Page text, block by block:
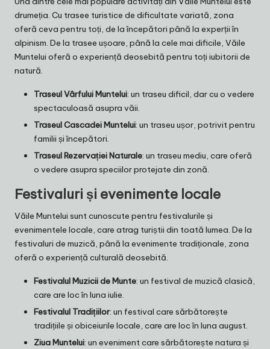
drumeția. Cu trasee turistice de dificultate variată, zona
oferă ceva pentru toți, de la începători până la experții în
alpinism. De la trasee ușoare, până la cele mai dificile, Văile
Muntelui oferă o experiență deosebită pentru toți iubitorii de
natură.
Traseul Vârfului Muntelui: un traseu dificil, dar cu o vedere
spectaculoasă asupra văii.
Traseul Cascadei Muntelui: un traseu ușor, potrivit pentru
familii și începători.
Traseul Rezervației Naturale: un traseu mediu, care oferă
o vedere asupra speciilor protejate din zonă.
Festivaluri și evenimente locale
Văile Muntelui sunt cunoscute pentru festivalurile și
evenimentele locale, care atrag turiștii din toată lumea. De la
festivaluri de muzică, până la evenimente tradiționale, zona
oferă o experiență culturală deosebită.
Festivalul Muzicii de Munte: un festival de muzică clasică,
care are loc în luna iulie.
Festivalul Tradițiilor: un festival care sărbătorește
tradițiile și obiceiurile locale, care are loc în luna august.
Ziua Muntelui: un eveniment care sărbătorește natura și